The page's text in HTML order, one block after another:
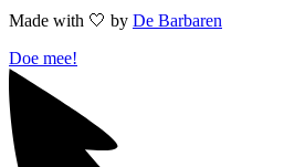
Made with 🤍︎ by De Barbaren
Doe mee!